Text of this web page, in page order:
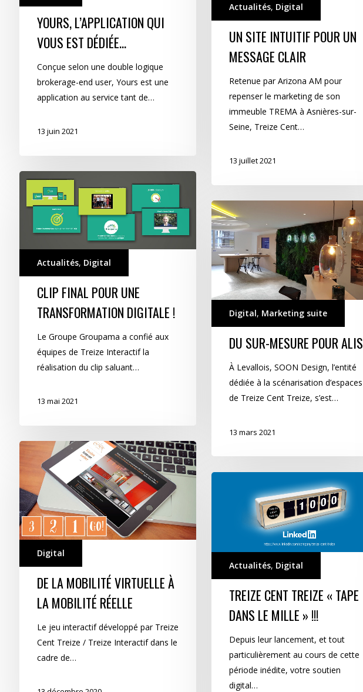
Actualités, Digital
UN SITE INTUITIF POUR UN
MESSAGE CLAIR
Retenue par Arizona AM pour
repenser le marketing de son
immeuble TREMA à Asnières-sur-
Seine, Treize Cent…
13 juillet 2021
YOURS, L’APPLICATION QUI
VOUS EST DÉDIÉE…
Conçue selon une double logique
brokerage-end user, Yours est une
application au service tant de…
13 juin 2021
Clip
final
pour
Actualités, Digital
CLIP FINAL POUR UNE
TRANSFORMATION DIGITALE !
Le Groupe Groupama a confié aux
équipes de Treize Interactif la
réalisation du clip saluant…
13 mai 2021
Du
sur-
mesure
pour
ALIS
Digital, Marketing suite
DU SUR-MESURE POUR ALIS
À Levallois, SOON Design, l’entité
dédiée à la scénarisation d’espaces
de Treize Cent Treize, s’est…
13 mars 2021
De
mobilité
virtuelle
à
la
mobilité
réelleDigital
DE LA MOBILITÉ VIRTUELLE À
LA MOBILITÉ RÉELLE
Le jeu interactif développé par Treize
Cent Treize / Treize Interactif dans le
cadre de…
le
mille »Actualités, Digital
TREIZE CENT TREIZE « TAPE
DANS LE MILLE » !!!
Depuis leur lancement, et tout
particulièrement au cours de cette
période inédite, votre soutien
digital…